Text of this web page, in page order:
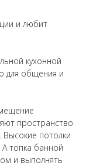
и любит
кухонной
для общения и
пространство
потолки
А топка банной
и выполнять